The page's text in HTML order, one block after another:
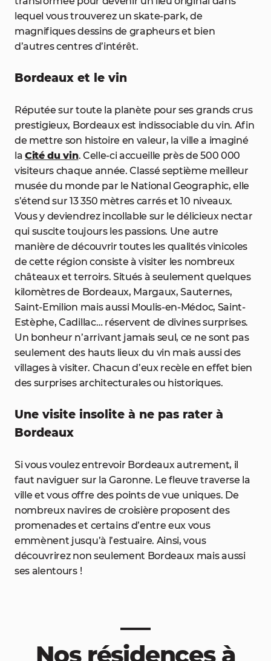
lequel vous trouverez un skate-park, de
magnifiques dessins de grapheurs et bien
d’autres centres d’intérêt.
Bordeaux et le vin
Réputée sur toute la planète pour ses grands crus
prestigieux, Bordeaux est indissociable du vin. Afin
de mettre son histoire en valeur, la ville a imaginé
laCité du vin. Celle-ci accueille près de 500 000
visiteurs chaque année. Classé septième meilleur
musée du monde par le National Geographic, elle
s’étend sur 13 350 mètres carrés et 10 niveaux.
Vous y deviendrez incollable sur le délicieux nectar
qui suscite toujours les passions. Une autre
manière de découvrir toutes les qualités vinicoles
de cette région consiste à visiter les nombreux
châteaux et terroirs. Situés à seulement quelques
kilomètres de Bordeaux, Margaux, Sauternes,
Saint-Emilion mais aussi Moulis-en-Médoc, Saint-
Estèphe, Cadillac… réservent de divines surprises.
Un bonheur n’arrivant jamais seul, ce ne sont pas
seulement des hauts lieux du vin mais aussi des
villages à visiter. Chacun d’eux recèle en effet bien
des surprises architecturales ou historiques.
Une visite insolite à ne pas rater à
Bordeaux
Si vous voulez entrevoir Bordeaux autrement, il
faut naviguer sur la Garonne. Le fleuve traverse la
ville et vous offre des points de vue uniques. De
nombreux navires de croisière proposent des
promenades et certains d’entre eux vous
emmènent jusqu’à l’estuaire. Ainsi, vous
découvrirez non seulement Bordeaux mais aussi
ses alentours !
Nos résidences à